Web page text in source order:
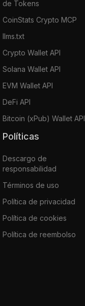
de Tokens
CoinStats Crypto MCP
llms.txt
Crypto Wallet API
Solana Wallet API
EVM Wallet API
DeFi API
Bitcoin (xPub) Wallet API
Políticas
Descargo de
responsabilidad
Términos de uso
Política de privacidad
Política de cookies
Política de reembolso